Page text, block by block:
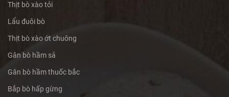
Thịt bò xào tỏi
Lẩu đuôi bò
Thịt bò xào ớt chuông
Gân bò hầm sả
Gân bò hầm thuốc bắc
Bắp bò hấp gừng